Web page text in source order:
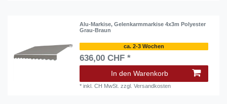
Alu-Markise, Gelenkarmmarkise 4x3m Polyester
Grau-Braun
ca. 2-3 Wochen
636,00 CHF *
In den Warenkorb
*inkl. CH MwSt. zzgl.Versandkosten